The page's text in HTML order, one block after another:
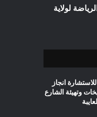
لولاية
انجاز
وتهيئة الشارع